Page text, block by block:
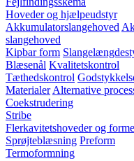
Hoveder og hjælpeudstyr
Akkumulatorslangehoved
slangehoved
Kipbar form
Blæsenål Kvalitetskontrol
Tæthedskontrol
Materialer Alternative
Coekstrudering
Stribe
Flerkavitetshoveder og forme
Sprøjteblæsning Preform
Termoformning